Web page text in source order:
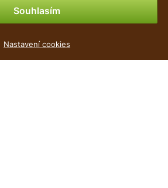
Souhlasím
Nastavení cookies